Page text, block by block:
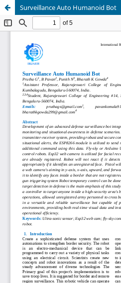
Surveillance Auto Humanoid Bot